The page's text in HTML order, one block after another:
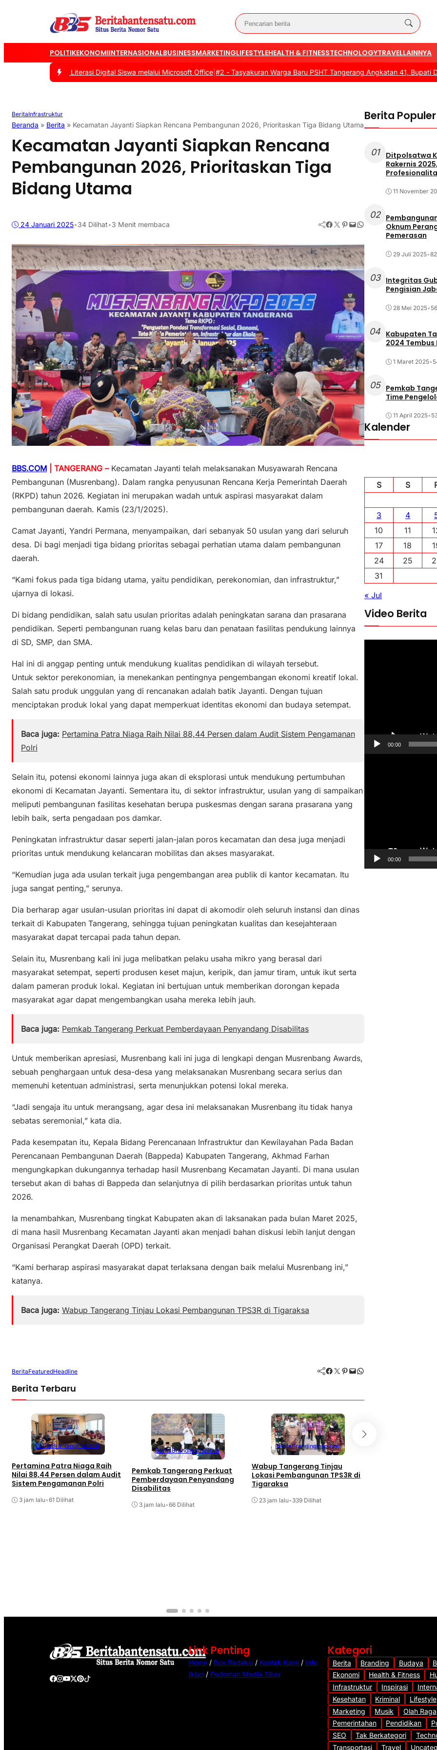
POLITIKEKONOMIINTERNASIONALBUSINESSMARKETINGLIFESTYLEHEALTH & FITNESSTECHNOLOGYTRAVELLAINNYA
Tingkatkan Literasi Digital Siswa melalui Microsoft Office| #2 -Tasyakuran Warga Baru PSHT Tangerang Angkatan 41, Bupati
BeritaInfrastruktur
Beranda » Berita » Kecamatan Jayanti Siapkan Rencana Pembangunan 2026, Prioritaskan Tiga Bidang Utama
Kecamatan Jayanti Siapkan Rencana
Pembangunan 2026, Prioritaskan Tiga
Bidang Utama
24 Januari 2025•34 Dilihat•3 Menit membaca Facebook Twitter Pinterest Mail WhatsApp
BBS.COM | TANGERANG –Kecamatan Jayanti telah melaksanakan Musyawarah Rencana
Pembangunan (Musrenbang). Dalam rangka penyusunan Rencana Kerja Pemerintah Daerah
(RKPD) tahun 2026. Kegiatan ini merupakan wadah untuk aspirasi masyarakat dalam
pembangunan daerah. Kamis (23/1/2025).
Camat Jayanti, Yandri Permana, menyampaikan, dari sebanyak 50 usulan yang dari seluruh
desa. Di bagi menjadi tiga bidang prioritas sebagai perhatian utama dalam pembangunan
daerah.
“Kami fokus pada tiga bidang utama, yaitu pendidikan, perekonomian, dan infrastruktur,”
ujarnya di lokasi.
Di bidang pendidikan, salah satu usulan prioritas adalah peningkatan sarana dan prasarana
pendidikan. Seperti pembangunan ruang kelas baru dan penataan fasilitas pendukung lainnya
di SD, SMP, dan SMA.
Hal ini di anggap penting untuk mendukung kualitas pendidikan di wilayah tersebut.
Untuk sektor perekonomian, ia menekankan pentingnya pengembangan ekonomi kreatif lokal.
Salah satu produk unggulan yang di rencanakan adalah batik Jayanti. Dengan tujuan
menciptakan produk lokal yang dapat memperkuat identitas ekonomi dan budaya setempat.
Baca juga: Pertamina Patra Niaga Raih Nilai 88,44 Persen dalam Audit Sistem Pengamanan
Polri
Selain itu, potensi ekonomi lainnya juga akan di eksplorasi untuk mendukung pertumbuhan
ekonomi di Kecamatan Jayanti. Sementara itu, di sektor infrastruktur, usulan yang di sampaikan
meliputi pembangunan fasilitas kesehatan berupa puskesmas dengan sarana prasarana yang
lebih baik, serta pengadaan pos damkar.
Peningkatan infrastruktur dasar seperti jalan-jalan poros kecamatan dan desa juga menjadi
prioritas untuk mendukung kelancaran mobilitas dan akses masyarakat.
“Kemudian juga ada usulan terkait juga pengembangan area publik di kantor kecamatan. Itu
juga sangat penting,” serunya.
Dia berharap agar usulan-usulan prioritas ini dapat di akomodir oleh seluruh instansi dan dinas
terkait di Kabupaten Tangerang, sehingga tujuan peningkatan kualitas dan kesejahteraan
masyarakat dapat tercapai pada tahun depan.
Selain itu, Musrenbang kali ini juga melibatkan pelaku usaha mikro yang berasal dari
masyarakat setempat, seperti produsen keset majun, keripik, dan jamur tiram, untuk ikut serta
dalam pameran produk lokal. Kegiatan ini bertujuan untuk memberikan dorongan kepada
masyarakat agar dapat mengembangkan usaha mereka lebih jauh.
Baca juga: Pemkab Tangerang Perkuat Pemberdayaan Penyandang Disabilitas
Untuk memberikan apresiasi, Musrenbang kali ini juga di lengkapi dengan Musrenbang Awards,
sebuah penghargaan untuk desa-desa yang melaksanakan Musrenbang secara serius dan
memenuhi ketentuan administrasi, serta menunjukkan potensi lokal mereka.
“Jadi sengaja itu untuk merangsang, agar desa ini melaksanakan Musrenbang itu tidak hanya
sebatas seremonial,” kata dia.
Pada kesempatan itu, Kepala Bidang Perencanaan Infrastruktur dan Kewilayahan Pada Badan
Perencanaan Pembangunan Daerah (Bappeda) Kabupaten Tangerang, Akhmad Farhan
mengungkapkan dukungannya terhadap hasil Musrenbang Kecamatan Jayanti. Di mana usulan
tersebut akan di bahas di Bappeda dan selanjutnya di pilih berdasarkan prioritas untuk tahun
2026.
Ia menambahkan, Musrenbang tingkat Kabupaten akan di laksanakan pada bulan Maret 2025,
di mana hasil Musrenbang Kecamatan Jayanti akan menjadi bahan diskusi lebih lanjut dengan
Organisasi Perangkat Daerah (OPD) terkait.
“Kami berharap aspirasi masyarakat dapat terlaksana dengan baik melalui Musrenbang ini,”
katanya.
Baca juga: Wabup Tangerang Tinjau Lokasi Pembangunan TPS3R di Tigaraksa
BeritaFeaturedHeadline Facebook Twitter Pinterest Mail WhatsApp
Berita Terbaru
BeritaBrandingInspirasi
Pertamina Patra Niaga Raih
Nilai 88,44 Persen dalam Audit
Sistem Pengamanan Polri
3 jam lalu•61 Dilihat
BeritaBrandingInspirasi
Pemkab Tangerang Perkuat
Pemberdayaan Penyandang
Disabilitas
3 jam lalu•66 Dilihat
BeritaBrandingInspirasi
Wabup Tangerang Tinjau
Lokasi Pembangunan TPS3R di
Tigaraksa
23 jam lalu• 339 Dilihat
Berita Populer
01
Ditpolsatwa
Rakernis
11 November
02
Oknum
Pemerasan
29 Juli 2025•
03
Integritas
Pengisian
28 Mei 2025•
04 Kabupaten
2024 Tembus
1 Maret 2025•
05
Pemkab
Time
11 April 2025•
Kalender
S
S
3
4
10
11
17
18
24
25
31
« Jul
Video Berita
i
00:00
i
00:00
Link Penting
Home / Box Redaksi / Kontak Kami / Info
Iklan / Pedoman Media Siber
Kategori
Berita Branding Budaya
Ekonomi
Health & Fitness
Infrastruktur
Inspirasi
Kesehatan
Kriminal
Lifestyle
Marketing
Musik
Olah Raga
Pemerintahan
Pendidikan
SEO
Tak Berkategori
Transportasi
Travel